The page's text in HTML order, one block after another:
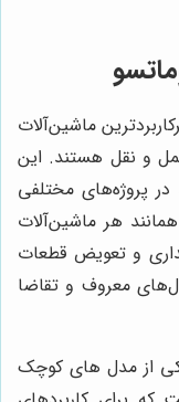
ماشین‌آلات
و نقل هستند. این
در پروژه‌های مختلفی
هر ماشین‌آلات
و تعویض قطعات
معروف و تقاضا
از مدل ‌های کوچک‌